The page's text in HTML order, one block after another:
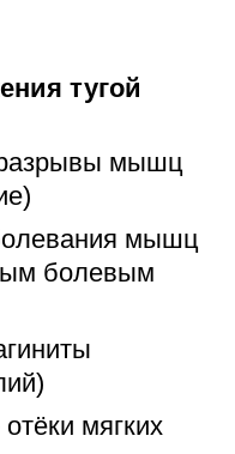
тугой
мышц
мышц
болевым
мягких